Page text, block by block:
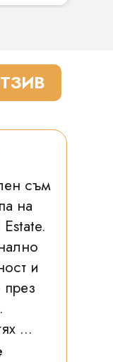
съм
на
и
...